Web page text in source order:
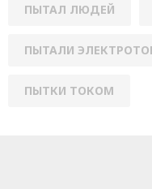
ПЫТАЛ ЛЮДЕЙ
ПЫТАЛИ
ПЫТКИ ТОКОМ